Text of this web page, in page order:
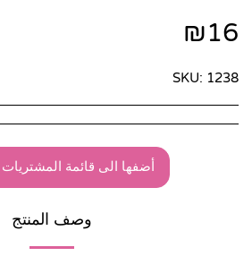
₪16
SKU: 1238
أضفها الى قائمة المشتريات
وصف المنتج